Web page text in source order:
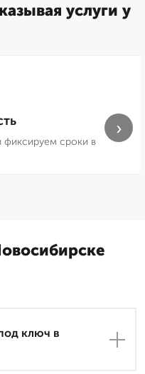
услуги у
фиксируем сроки в
›
ключ в